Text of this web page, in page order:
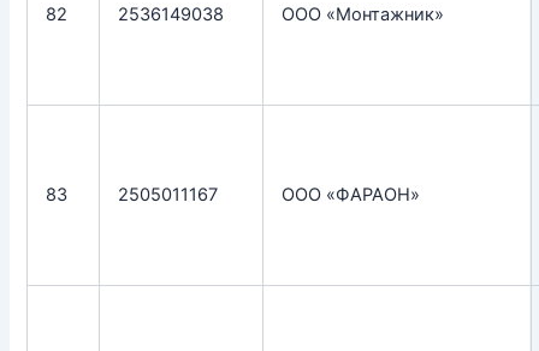
82 2536149038 ООО «Монтажник»
83 2505011167 ООО «ФАРАОН»